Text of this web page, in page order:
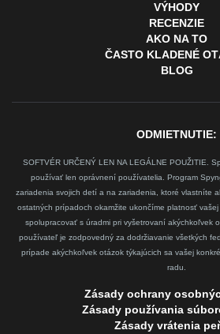
VÝHODY
RECENZIE
AKO NA TO
ČASTO KLADENÉ
BLOG
ODMIETNUTIE:
SOFTVÉR URČENÝ LEN NA LEGÁLNE POUŽITIE.
používať len oprávnení používatelia. Program
zariadenia svojich detí a na zariadenia, ktoré vlastníte
ostatných prípadoch okamžite ukončíme platnosť
spolupracovať s úradmi pri vyšetrovaní akýchkoľvek
používateľ je zodpovedný za dodržiavanie všetkých
prípade akýchkoľvek otázok týkajúcich sa vašej
radu.
Zásady ochrany
Zásady používania
Zásady vrátenia